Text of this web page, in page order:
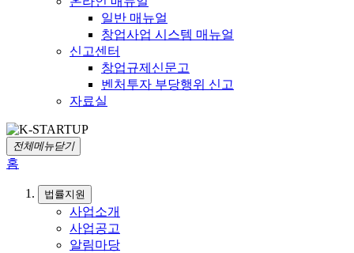
일반 매뉴얼
창업사업 시스템 매뉴얼
신고센터
창업규제신문고
벤처투자 부당행위 신고
자료실
전체메뉴닫기
홈
법률지원
사업소개
사업공고
알림마당